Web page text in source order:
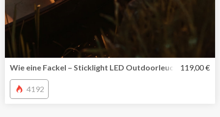
Wie eine Fackel – Sticklight LED Outdoorleuchte von
119,00 €
4192